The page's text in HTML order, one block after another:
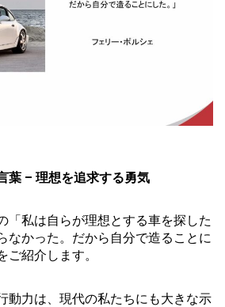
葉 – 理想を追求する勇気
「私は自らが理想とする車を探した
なかった。だから自分で造ることに
ご紹介します。
動力は、現代の私たちにも大きな示